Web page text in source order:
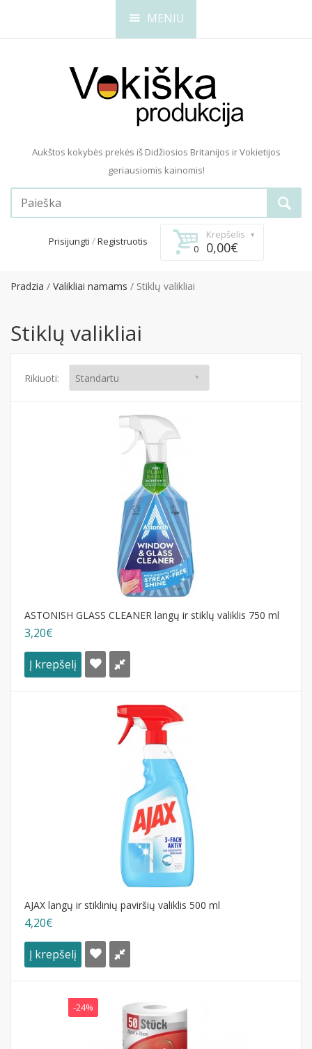
MENIU
Aukštos kokybės prekės iš Didžiosios Britanijos ir Vokietijos
geriausiomis kainomis!
Prisijungti /Registruotis
Krepšelis
0
0,00€
Pradzia Valikliai namams Stiklų valikliai
Stiklų valikliai
Rikiuoti:
ASTONISH GLASS CLEANER langų ir stiklų valiklis 750 ml
3,20€
Į krepšelį
AJAX langų ir stiklinių paviršių valiklis 500 ml
4,20€
Į krepšelį
-24%